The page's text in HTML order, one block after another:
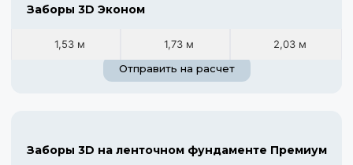
Заборы 3D Эконом
1,53 м 1,73 м
2,03 м
Отправить на расчет
Заборы 3D на ленточном фундаменте Премиум